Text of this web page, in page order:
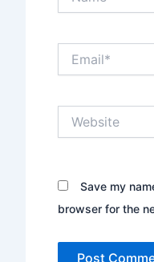
Save my
browser for the